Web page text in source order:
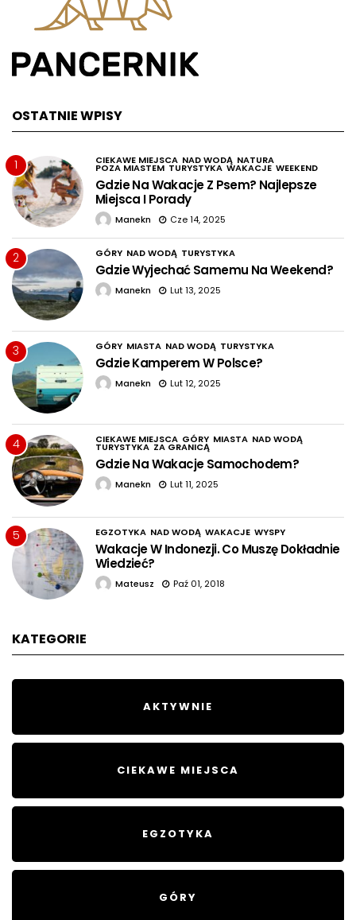
OSTATNIE WPISY
1 CIEKAWE MIEJSCA NAD WODĄ NATURA
POZA MIASTEM TURYSTYKA WAKACJE WEEKEND
Gdzie Na Wakacje Z Psem? Najlepsze
Miejsca I Porady
Manekn Cze 14, 2025
2 GÓRY NAD WODĄ TURYSTYKA
Gdzie Wyjechać Samemu Na Weekend?
Manekn Lut 13, 2025
3 GÓRY MIASTA NAD WODĄ TURYSTYKA
Gdzie Kamperem W Polsce?
Manekn Lut 12, 2025
4 CIEKAWE MIEJSCA GÓRY MIASTA NAD WODĄ
TURYSTYKA ZA GRANICĄ
Gdzie Na Wakacje Samochodem?
Manekn Lut 11, 2025
5 EGZOTYKA NAD WODĄ WAKACJE WYSPY
Wakacje W Indonezji. Co Muszę Dokładnie
Wiedzieć?
Mateusz Paź 01, 2018
KATEGORIE
AKTYWNIE
CIEKAWE MIEJSCA
EGZOTYKA
GÓRY